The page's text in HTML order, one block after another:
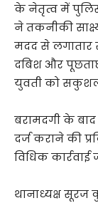
के नेतृत्व में
ने तकनीकी
मदद से लगातार
दबिश और
युवती को सकुशल
बरामदगी के
दर्ज कराने की
विधिक कार्रवाई
थानाध्यक्ष